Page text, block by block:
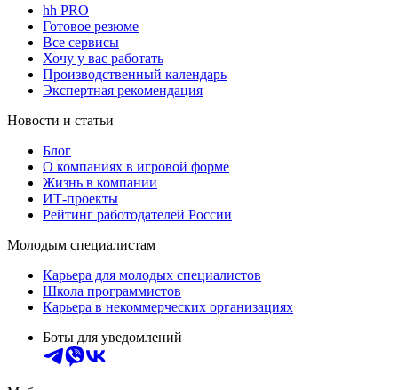
hh PRO
Готовое резюме
Все сервисы
Хочу у вас работать
Производственный календарь
Экспертная рекомендация
Новости и статьи
Блог
О компаниях в игровой форме
Жизнь в компании
ИТ-проекты
Рейтинг работодателей России
Молодым специалистам
Карьера для молодых специалистов
Школа программистов
Карьера в некоммерческих организациях
Боты для уведомлений